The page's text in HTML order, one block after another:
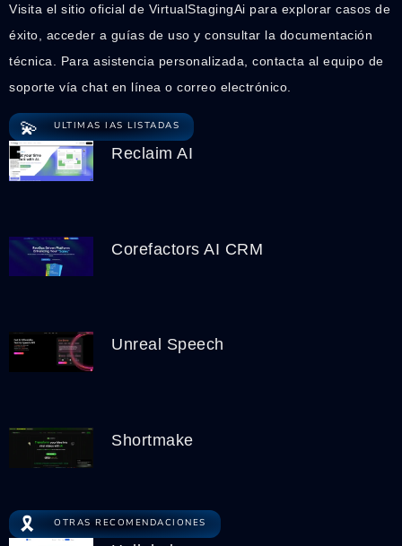
Visita el sitio oficial de VirtualStagingAi para explorar casos de
éxito, acceder a guías de uso y consultar la documentación
técnica. Para asistencia personalizada, contacta al equipo de
soporte vía chat en línea o correo electrónico.
💫 ULTIMAS IAS LISTADAS
Reclaim AI
Corefactors AI CRM
Unreal Speech
Shortmake
🎗️ OTRAS RECOMENDACIONES